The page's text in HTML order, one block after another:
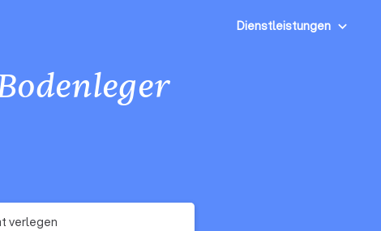
Dienstleistungen
verlegen